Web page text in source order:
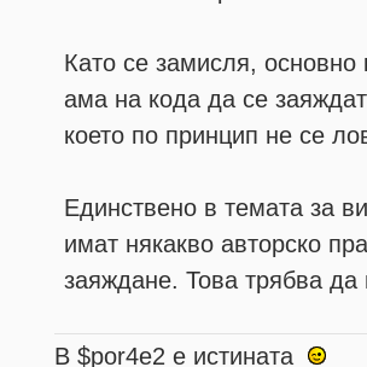
Като се замисля,
ама на кода да се
което по принцип не се
Единствено в темата за
имат някакво авторско
заяждане. Това трябва
В $por4e2 e истината